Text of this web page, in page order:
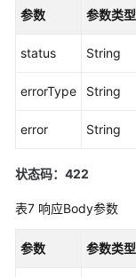
参
（吉
域）
用
参数 参数类型
status String
errorType String
error String
状态码：422
表7 响应Body参数
参数 参数类型